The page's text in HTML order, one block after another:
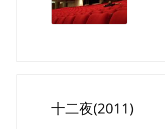
十二夜(2011)